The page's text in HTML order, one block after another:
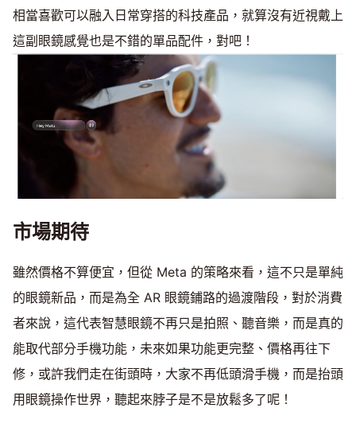
相當喜歡可以融入日常穿搭的科技產品，就算沒有近視戴上
這副眼鏡感覺也是不錯的單品配件，對吧！
市場期待
雖然價格不算便宜，但從 Meta 的策略來看，這不只是單純
的眼鏡新品，而是為全 AR 眼鏡鋪路的過渡階段，對於消費
者來說，這代表智慧眼鏡不再只是拍照、聽音樂，而是真的
能取代部分手機功能，未來如果功能更完整、價格再往下
修，或許我們走在街頭時，大家不再低頭滑手機，而是抬頭
用眼鏡操作世界，聽起來脖子是不是放鬆多了呢！